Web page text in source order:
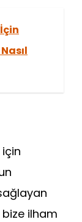
için
ilham